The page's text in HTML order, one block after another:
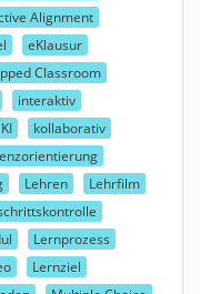
Alignment
eKlausur
Classroom
interaktiv
KI
kollaborativ
Lehren
Lehrfilm
Lernprozess
Lernziel